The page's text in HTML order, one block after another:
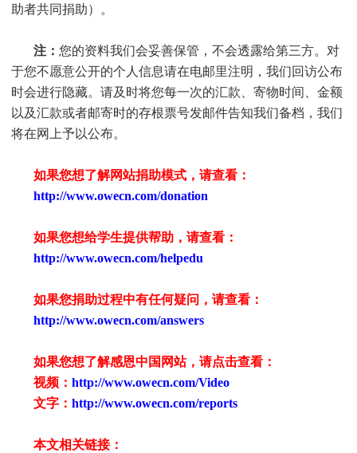
助者共同捐助）。
注： 您的资料我们会妥善保管，不会透露给第三方。对
于您不愿意公开的个人信息请在电邮里注明，我们回访公布
时会进行隐藏。请及时将您每一次的汇款、寄物时间、金额
以及汇款或者邮寄时的存根票号发邮件告知我们备档，我们
将在网上予以公布。
如果您想了解网站捐助模式，请查看：
http://www.owecn.com/donation
如果您想给学生提供帮助，请查看：
http://www.owecn.com/helpedu
如果您捐助过程中有任何疑问，请查看：
http://www.owecn.com/answers
如果您想了解感恩中国网站，请点击查看：
视频： http://www.owecn.com/Video
文字： http://www.owecn.com/reports
本文相关链接：